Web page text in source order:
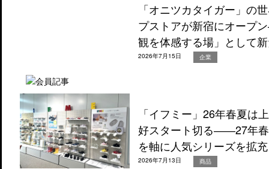
「オニツカタイガー」の
プストアが新宿にオープ
観を体感する場」として
2026年7月15日 企業
「イフミー」26年春夏は
好スタート切る――27年
を軸に人気シリーズを拡充
2026年7月13日 商品